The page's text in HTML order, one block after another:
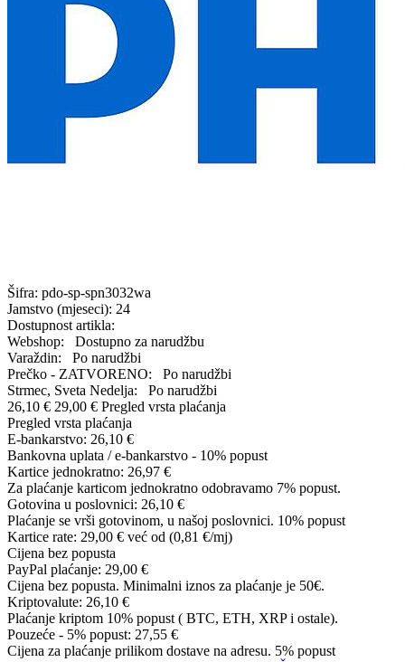
Šifra: pdo-sp-spn3032wa
Jamstvo (mjeseci): 24
Dostupnost artikla:
Webshop:
Dostupno za narudžbu
Varaždin:
Po narudžbi
Prečko - ZATVORENO:
Po narudžbi
Strmec, Sveta Nedelja:
Po narudžbi
26,10 € 29,00 € Pregled vrsta plaćanja
Pregled vrsta plaćanja
E-bankarstvo: 26,10 €
Bankovna uplata / e-bankarstvo - 10% popust
Kartice jednokratno: 26,97 €
Za plaćanje karticom jednokratno odobravamo 7% popust.
Gotovina u poslovnici: 26,10 €
Plaćanje se vrši gotovinom, u našoj poslovnici. 10% popust
Kartice rate: 29,00 € već od (0,81 €/mj)
Cijena bez popusta
PayPal plaćanje: 29,00 €
Cijena bez popusta. Minimalni iznos za plaćanje je 50€.
Kriptovalute: 26,10 €
Plaćanje kriptom 10% popust ( BTC, ETH, XRP i ostale).
Pouzeće - 5% popust: 27,55 €
Cijena za plaćanje prilikom dostave na adresu. 5% popust